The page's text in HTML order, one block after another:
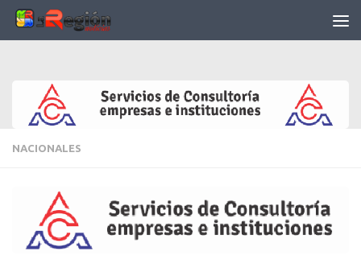
Saltar al contenido
NACIONALES